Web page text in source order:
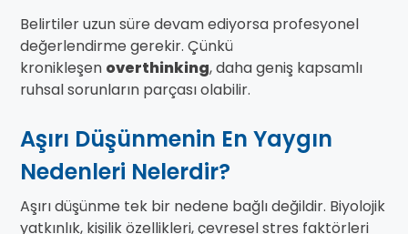
Belirtiler uzun süre devam ediyorsa profesyonel
değerlendirme gerekir. Çünkü
kronikleşen overthinking, daha geniş kapsamlı
ruhsal sorunların parçası olabilir.
Aşırı Düşünmenin En Yaygın
Nedenleri Nelerdir?
Aşırı düşünme tek bir nedene bağlı değildir. Biyolojik
yatkınlık, kişilik özellikleri, çevresel stres faktörleri